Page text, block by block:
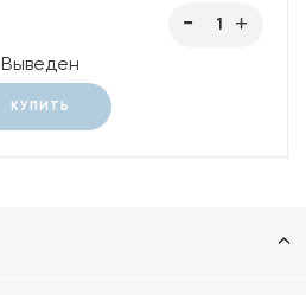
Выведен
КУПИТЬ